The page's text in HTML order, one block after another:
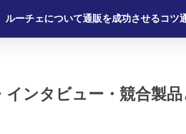
ルーチェについて通販を成功させるコツ
インタビュー・競合製